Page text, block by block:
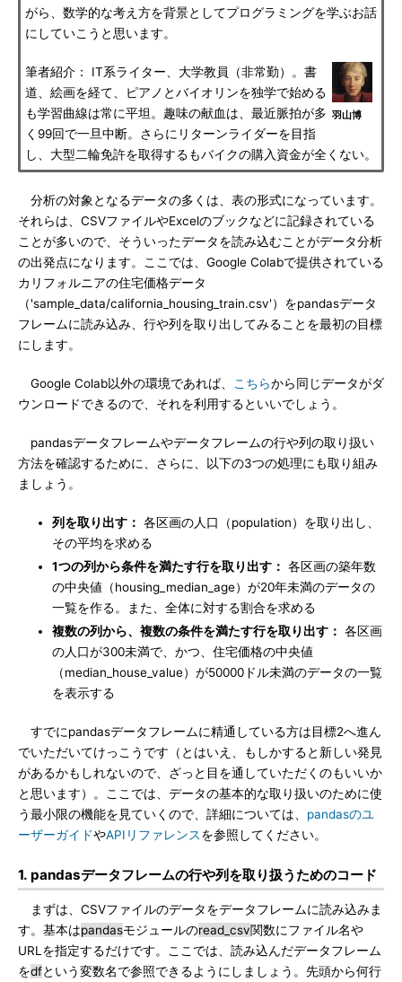
がら、数学的な考え方を背景としてプログラミングを学ぶお話
にしていこうと思います。
羽山博
筆者紹介： IT系ライター、大学教員（非常勤）。書
道、絵画を経て、ピアノとバイオリンを独学で始める
も学習曲線は常に平坦。趣味の献血は、最近脈拍が多
く99回で一旦中断。さらにリターンライダーを目指
し、大型二輪免許を取得するもバイクの購入資金が全くない。
分析の対象となるデータの多くは、表の形式になっています。
それらは、CSVファイルやExcelのブックなどに記録されている
ことが多いので、そういったデータを読み込むことがデータ分析
の出発点になります。ここでは、Google Colabで提供されている
カリフォルニアの住宅価格データ
（'sample_data/california_housing_train.csv'）をpandasデータ
フレームに読み込み、行や列を取り出してみることを最初の目標
にします。
Google Colab以外の環境であれば、 こちらから同じデータがダ
ウンロードできるので、それを利用するといいでしょう。
pandasデータフレームやデータフレームの行や列の取り扱い
方法を確認するために、さらに、以下の3つの処理にも取り組み
ましょう。
列を取り出す： 各区画の人口（population）を取り出し、
その平均を求める
1つの列から条件を満たす行を取り出す： 各区画の築年数
の中央値（housing_median_age）が20年未満のデータの
一覧を作る。また、全体に対する割合を求める
複数の列から、複数の条件を満たす行を取り出す： 各区画
の人口が300未満で、かつ、住宅価格の中央値
（median_house_value）が50000ドル未満のデータの一覧
を表示する
すでにpandasデータフレームに精通している方は目標2へ進ん
でいただいてけっこうです（とはいえ、もしかすると新しい発見
があるかもしれないので、ざっと目を通していただくのもいいか
と思います）。ここでは、データの基本的な取り扱いのために使
う最小限の機能を見ていくので、詳細については、 pandasのユ
ーザーガイドやAPIリファレンスを参照してください。
1. pandasデータフレームの行や列を取り扱うためのコード
まずは、CSVファイルのデータをデータフレームに読み込みま
す。基本はpandasモジュールのread_csv関数にファイル名や
URLを指定するだけです。ここでは、読み込んだデータフレーム
をdfという変数名で参照できるようにしましょう。先頭から何行